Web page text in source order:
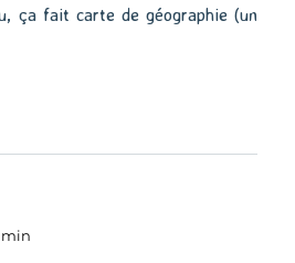
ça fait carte de géographie (un
min